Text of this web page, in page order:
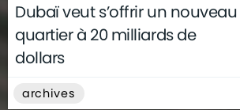
Dubaï veut s’offrir un nouveau
quartier à 20 milliards de
dollars
archives